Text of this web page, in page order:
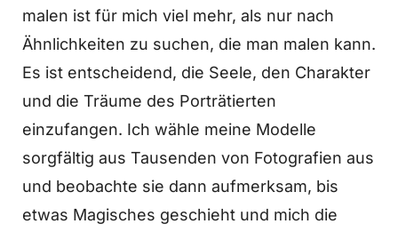
malen ist für mich viel mehr, als nur nach
Ähnlichkeiten zu suchen, die man malen kann.
Es ist entscheidend, die Seele, den Charakter
und die Träume des Porträtierten
einzufangen. Ich wähle meine Modelle
sorgfältig aus Tausenden von Fotografien aus
und beobachte sie dann aufmerksam, bis
etwas Magisches geschieht und mich die